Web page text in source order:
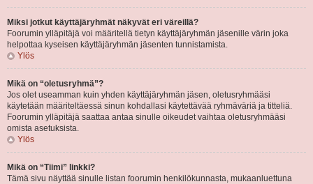
Miksi jotkut käyttäjäryhmät näkyvät eri väreillä?
Foorumin ylläpitäjä voi määritellä tietyn käyttäjäryhmän jäsenille värin joka
helpottaa kyseisen käyttäjäryhmän jäsenten tunnistamista.
Ylös
Mikä on “oletusryhmä”?
Jos olet useamman kuin yhden käyttäjäryhmän jäsen, oletusryhmääsi
käytetään määriteltäessä sinun kohdallasi käytettävää ryhmäväriä ja titteliä.
Foorumin ylläpitäjä saattaa antaa sinulle oikeudet vaihtaa oletusryhmääsi
omista asetuksista.
Ylös
Mikä on “Tiimi” linkki?
Tämä sivu näyttää sinulle listan foorumin henkilökunnasta, mukaanluettuna